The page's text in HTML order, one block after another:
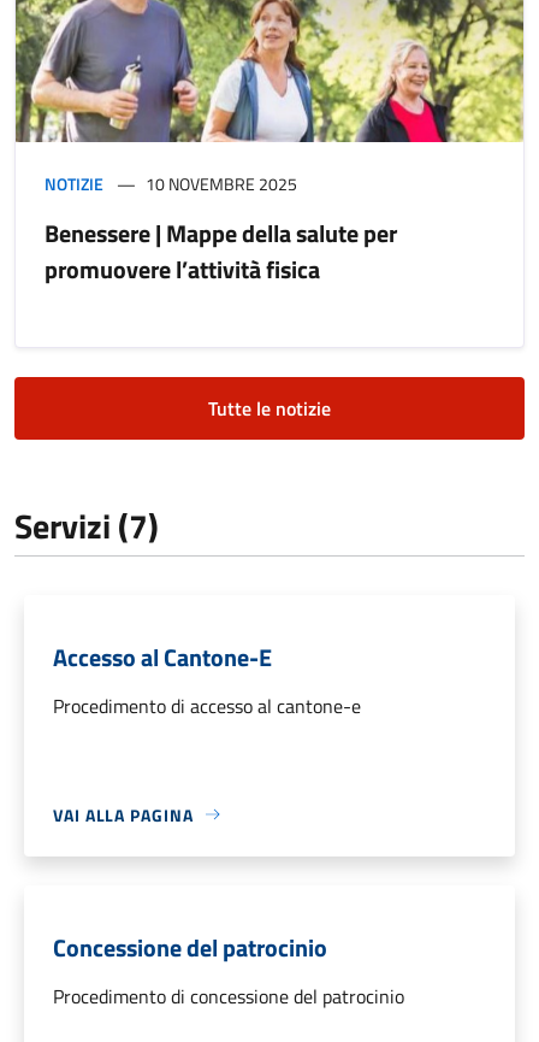
NOTIZIE 10 NOVEMBRE 2025
Benessere | Mappe della salute per
promuovere l’attività fisica
Tutte le notizie
Servizi (7)
Accesso al Cantone-E
Procedimento di accesso al cantone-e
VAI ALLA PAGINA
Concessione del patrocinio
Procedimento di concessione del patrocinio